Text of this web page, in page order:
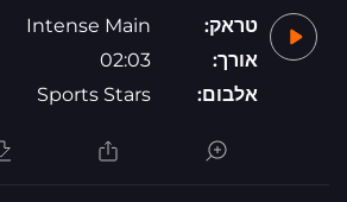
טראק:
Intense Main
אורך:
02:03
אלבום:
Sports Stars